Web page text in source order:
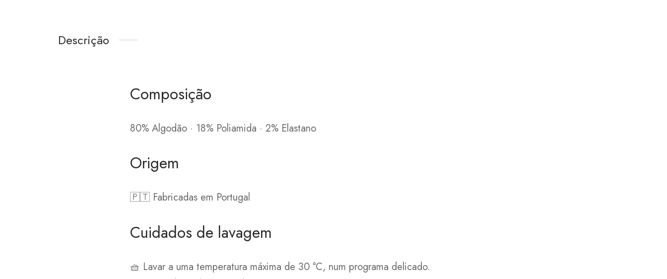
Descrição
Composição
80% Algodão · 18% Poliamida · 2% Elastano
Origem
🇵🇹 Fabricadas em Portugal
Cuidados de lavagem
🧺 Lavar a uma temperatura máxima de 30 °C, num programa delicado.